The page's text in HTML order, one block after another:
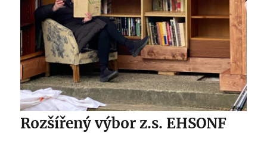
Rozšířený výbor z.s. EHSONF